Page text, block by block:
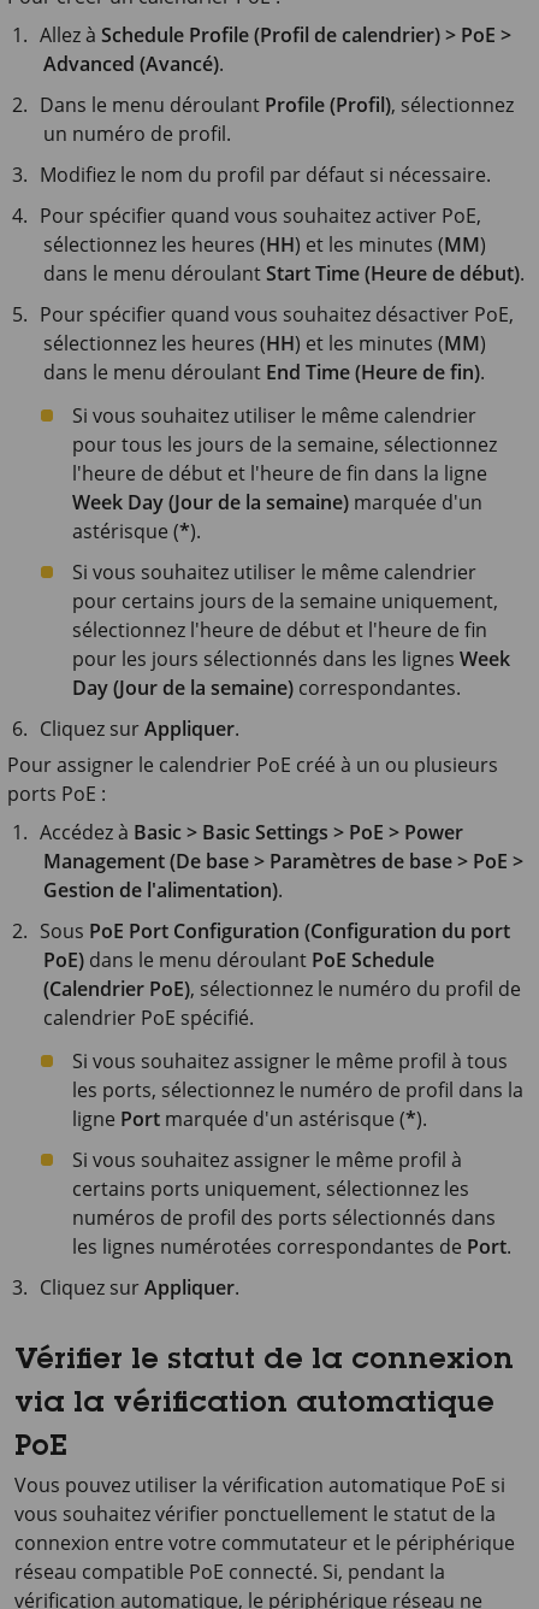
Allez àSchedule Profile (Profil de calendrier) > PoE >
Advanced (Avancé).
Dans le menu déroulant Profile (Profil), sélectionnez
un numéro de profil.
Modifiez le nom du profil par défaut si nécessaire.
Pour spécifier quand vous souhaitez activer PoE,
sélectionnez les heures (HH) et les minutes (MM)
dans le menu déroulantStart Time (Heure de début).
Pour spécifier quand vous souhaitez désactiver PoE,
sélectionnez les heures (HH) et les minutes (MM)
dans le menu déroulant End Time (Heure de fin).
Si vous souhaitez utiliser le même calendrier
pour tous les jours de la semaine, sélectionnez
l'heure de début et l'heure de fin dans la ligne
Week Day (Jour de la semaine) marquée d'un
astérisque (*).
Si vous souhaitez utiliser le même calendrier
pour certains jours de la semaine uniquement,
sélectionnez l'heure de début et l'heure de fin
pour les jours sélectionnés dans les lignes Week
Day (Jour de la semaine) correspondantes.
Cliquez surAppliquer.
Pour assigner le calendrier PoE créé à un ou plusieurs
ports PoE :
Accédez à Basic > Basic Settings > PoE > Power
Management (De base > Paramètres de base > PoE >
Gestion de l'alimentation).
Sous PoE Port Configuration (Configuration du port
PoE) dans le menu déroulant PoE Schedule
(Calendrier PoE), sélectionnez le numéro du profil de
calendrier PoE spécifié.
Si vous souhaitez assigner le même profil à tous
les ports, sélectionnez le numéro de profil dans la
ligne Port marquée d'un astérisque (*).
Si vous souhaitez assigner le même profil à
certains ports uniquement, sélectionnez les
numéros de profil des ports sélectionnés dans
les lignes numérotées correspondantes de Port.
Cliquez surAppliquer.
Vérifier le statut de la connexion
via la vérification automatique
PoE
Vous pouvez utiliser la vérification automatique PoE si
vous souhaitez vérifier ponctuellement le statut de la
connexion entre votre commutateur et le périphérique
réseau compatible PoE connecté. Si, pendant la
vérification automatique, le périphérique réseau ne